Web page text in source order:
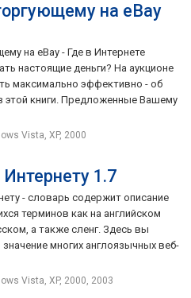
на eBay
на eBay - Где в Интернете
настоящие деньги? На аукционе
максимально эффективно - об
этой книги. Предложенные Вашему
Vista, XP, 2000
1.7
- словарь содержит описание
терминов как на английском
а также сленг. Здесь вы
многих англоязычных веб-
Vista, XP, 2000, 2003